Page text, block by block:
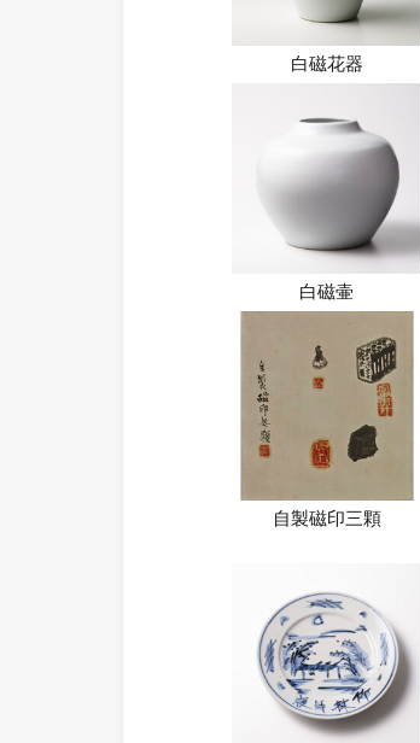
白磁花器
白磁壷
自製磁印三顆